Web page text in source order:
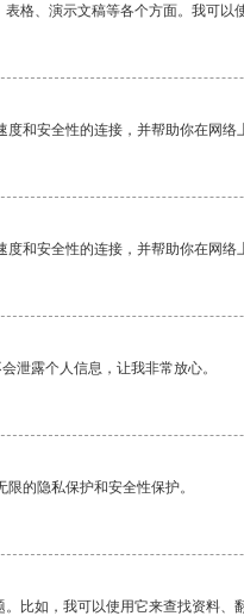
格、演示文稿等各个方面。我可以
和安全性的连接，并帮助你在网络
和安全性的连接，并帮助你在网络
泄露个人信息，让我非常放心。
的隐私保护和安全性保护。
比如，我可以使用它来查找资料、